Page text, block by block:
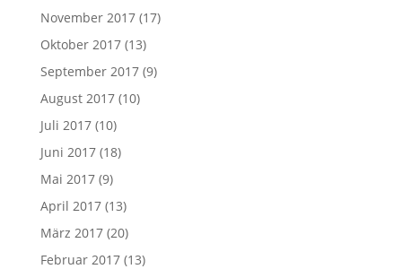
November 2017(17)
Oktober 2017(13)
September 2017(9)
August 2017(10)
Juli 2017(10)
Juni 2017(18)
Mai 2017(9)
April 2017(13)
März 2017(20)
Februar 2017(13)